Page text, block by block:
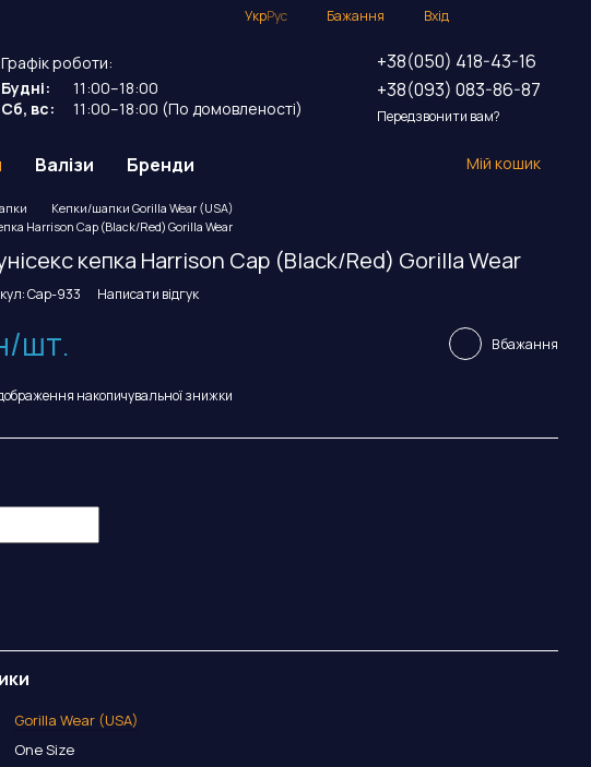
УкрРус Бажання Вхід
Графік роботи:
Будні:
11:00–18:00
Сб, вс:
11:00–18:00 (По домовленості)
+38(050) 418-43-16
+38(093) 083-86-87
Передзвонити вам?
Валізи Бренди Мій кошик
Кепки/шапки Gorilla Wear (USA)
Harrison Cap (Black/Red) Gorilla Wear
кепка Harrison Cap (Black/Red) Gorilla Wear
Cap-933 Написати відгук
шт. В бажання
накопичувальної знижки
Gorilla Wear (USA)
One Size